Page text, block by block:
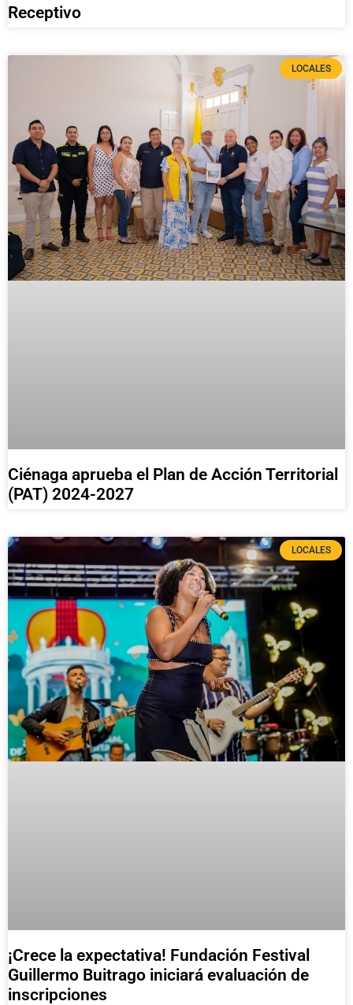
Receptivo
LOCALES
Ciénaga aprueba el Plan de Acción Territorial
(PAT) 2024-2027
LOCALES
¡Crece la expectativa! Fundación Festival
Guillermo Buitrago iniciará evaluación de
inscripciones